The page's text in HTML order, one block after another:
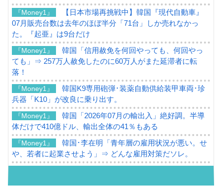
『Money1』
【日本市場再挑戦中】韓国『現代自動車』
07月販売台数は去年のほぼ半分「71台」しか売れなかっ
た。『起亜』は9台だけ
『Money1』
韓国「信用赦免を何回やっても、何回やっ
ても」⇒ 257万人赦免したのに60万人がまた延滞者に転
落！
『Money1』
韓国K9専用砲弾･装薬自動供給装甲車両･珍
兵器「K10」が改良に乗り出す。
『Money1』
韓国「2026年07月の輸出入」絶好調。半導
体だけで410億ドル、輸出全体の41％もある
『Money1』
韓国･李在明「青年層の雇用状況が悪い。せ
や、若者に起業させよう」⇒ どんな雇用対策だソレ。